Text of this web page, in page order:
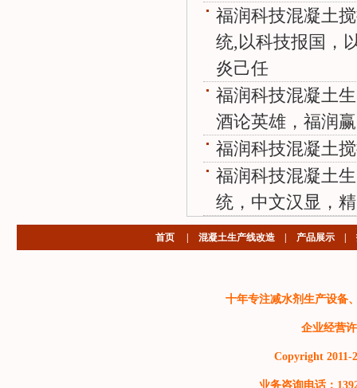
福润科技混凝土
统,以科技报国，
炎己任
福润科技混凝土
酒论英雄，福润
福润科技混凝土
福润科技混凝土
统，中文汉显，
首页 混凝土生产线改造 产品展示
十年专注减水剂生产设备
企业经营
Copyright 2011-
业务咨询电话：